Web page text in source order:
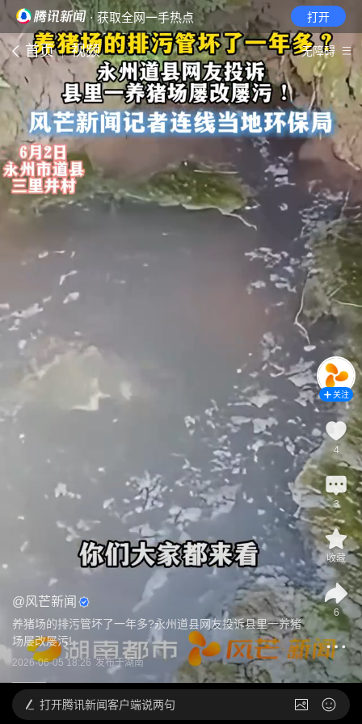
· 获取全网一手热点 打开
首页 视频 无障碍
@风芒新闻
养猪场的排污管坏了一年多?永州道县网友投诉县里一养猪
场屡改屡污!
2026-06-05 18:26 发布于湖南
关注
4
3
收藏
6
打开腾讯新闻客户端说两句